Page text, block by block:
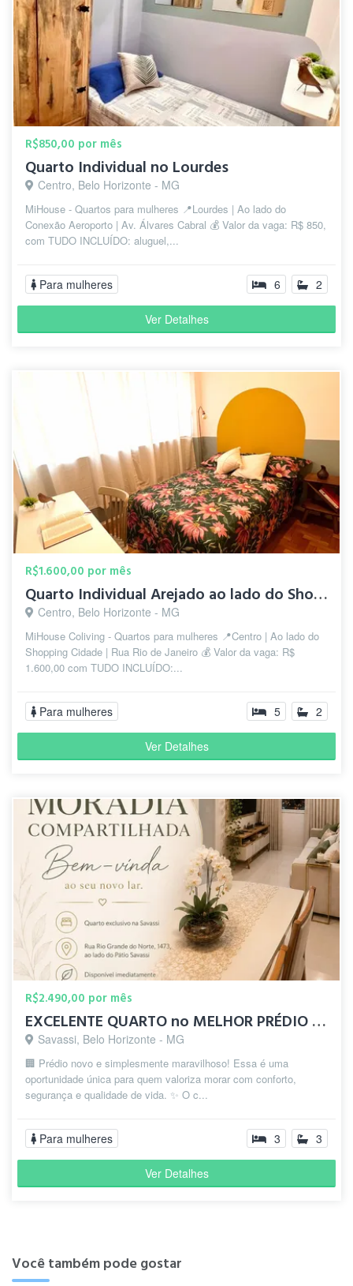
R$850,00 por mês
Quarto Individual no Lourdes
Centro, Belo Horizonte - MG
MiHouse - Quartos para mulheres 📍Lourdes | Ao lado do
Conexão Aeroporto | Av. Álvares Cabral 💰 Valor da vaga: R$ 850,
com TUDO INCLUÍDO: aluguel,...
Para mulheres 6 2
Ver Detalhes
R$1.600,00 por mês
Quarto Individual Arejado ao lado do Shopping Cidade
Centro, Belo Horizonte - MG
MiHouse Coliving - Quartos para mulheres 📍Centro | Ao lado do
Shopping Cidade | Rua Rio de Janeiro 💰 Valor da vaga: R$
1.600,00 com TUDO INCLUÍDO:...
Para mulheres 5 2
Ver Detalhes
R$2.490,00 por mês
EXCELENTE QUARTO no MELHOR PRÉDIO da SAVASSI ✨
Savassi, Belo Horizonte - MG
🏢 Prédio novo e simplesmente maravilhoso! Essa é uma
oportunidade única para quem valoriza morar com conforto,
segurança e qualidade de vida. ✨ O c...
Para mulheres 3 3
Ver Detalhes
Você também pode gostar